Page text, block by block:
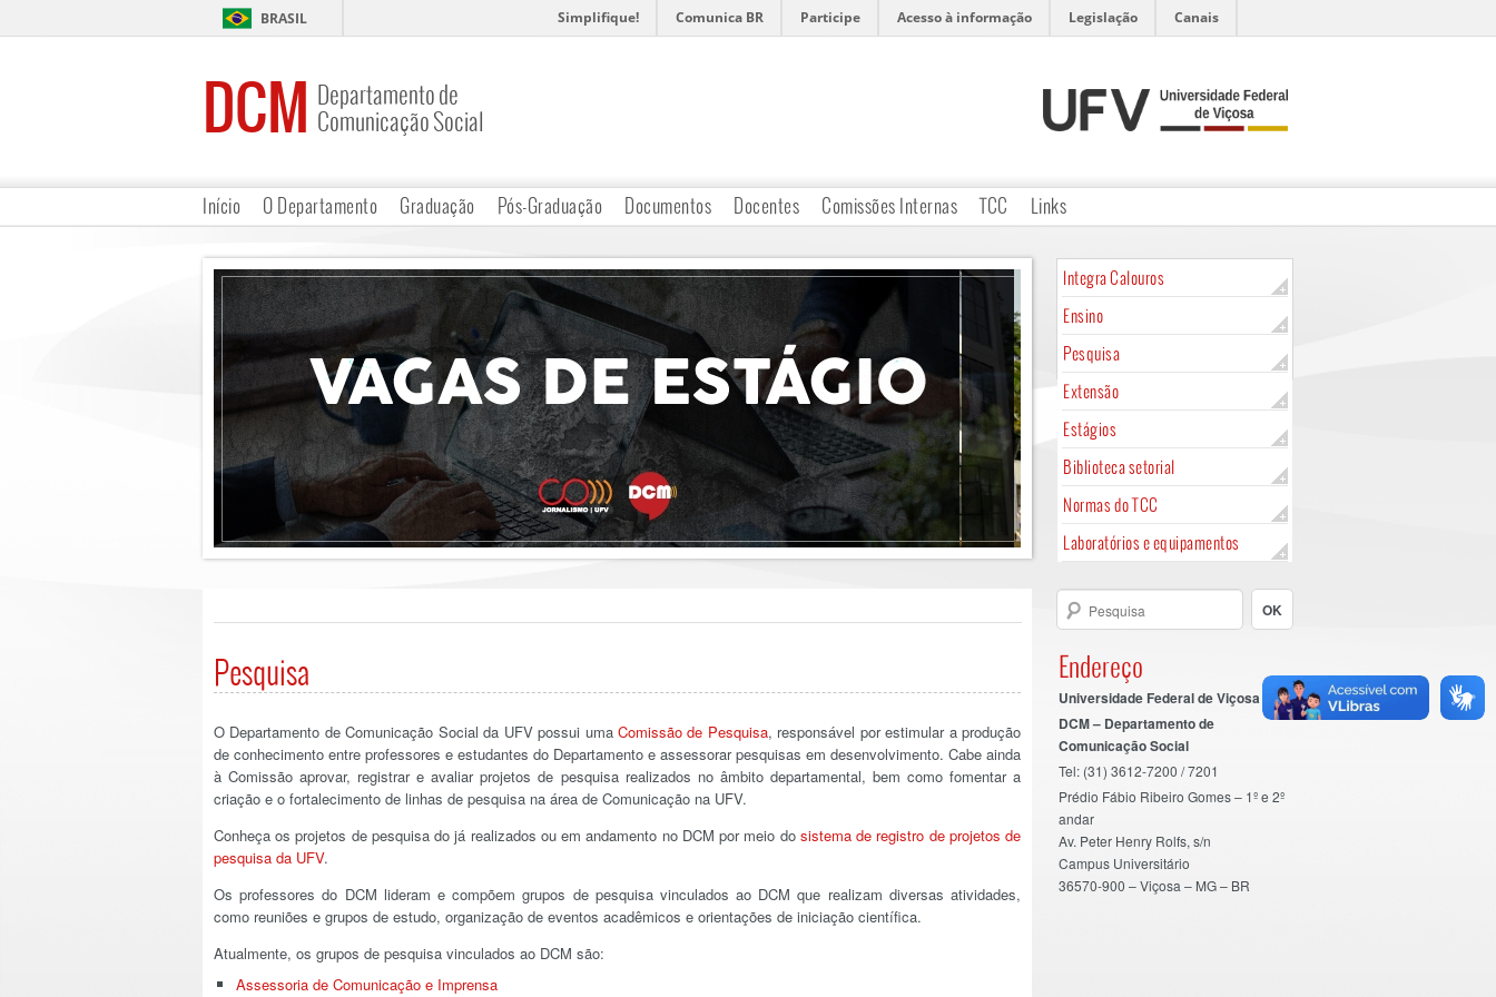
BRASIL Simplifique! Comunica BR Participe Acesso à informação Legislação Canais
DCM Departamento de
Comunicação Social
Início O Departamento Graduação Pós-Graduação Documentos Docentes Comissões Internas TCC Links
Integra Calouros
Ensino
Pesquisa
Extensão
Estágios
Biblioteca setorial
Normas do TCC
Laboratórios e equipamentos
Endereço
Universidade Federal de Viçosa
DCM – Departamento de
Comunicação Social
Tel: (31) 3612-7200 / 7201
Prédio Fábio Ribeiro Gomes – 1º e 2º
andar
Av. Peter Henry Rolfs, s/n
Campus Universitário
36570-900 – Viçosa – MG – BR
Pesquisa
O Departamento de Comunicação Social da UFV possui uma Comissão de Pesquisa, responsável por estimular a produção
de conhecimento entre professores e estudantes do Departamento e assessorar pesquisas em desenvolvimento. Cabe ainda
à Comissão aprovar, registrar e avaliar projetos de pesquisa realizados no âmbito departamental, bem como fomentar a
criação e o fortalecimento de linhas de pesquisa na área de Comunicação na UFV.
Conheça os projetos de pesquisa do já realizados ou em andamento no DCM por meio do sistema de registro de projetos de
pesquisa da UFV.
Os professores do DCM lideram e compõem grupos de pesquisa vinculados ao DCM que realizam diversas atividades,
como reuniões e grupos de estudo, organização de eventos acadêmicos e orientações de iniciação científica.
Atualmente, os grupos de pesquisa vinculados ao DCM são:
Assessoria de Comunicação e Imprensa